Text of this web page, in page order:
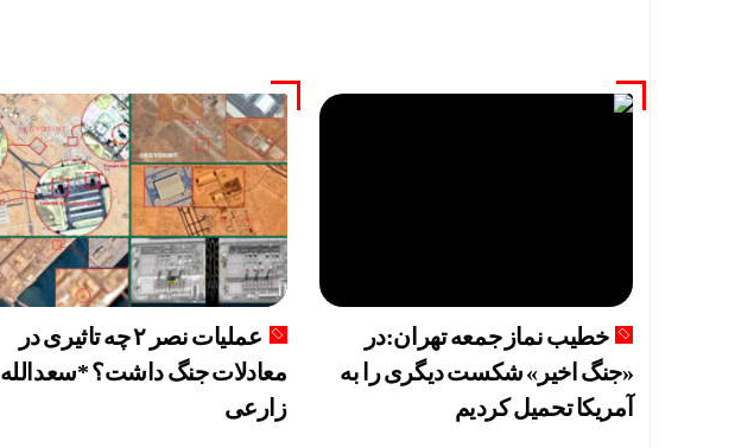
خطیب نماز جمعه تهران:در
«جنگ اخیر» شکست دیگری را به
آمریکا تحمیل کردیم
عملیات نصر ۲ چه تاثیری در
معادلات جنگ داشت؟ *سعدالله
زارعی